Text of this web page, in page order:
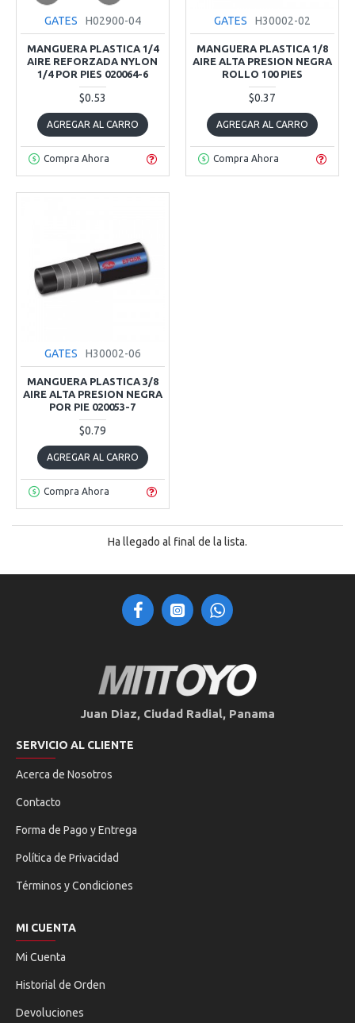
GATES H02900-04
MANGUERA PLASTICA 1/4
AIRE REFORZADA NYLON
1/4 POR PIES 020064-6
$0.53
AGREGAR AL CARRO
Compra Ahora
GATES H30002-02
MANGUERA PLASTICA 1/8
AIRE ALTA PRESION NEGRA
ROLLO 100 PIES
$0.37
AGREGAR AL CARRO
Compra Ahora
GATES H30002-06
MANGUERA PLASTICA 3/8
AIRE ALTA PRESION NEGRA
POR PIE 020053-7
$0.79
AGREGAR AL CARRO
Compra Ahora
Ha llegado al final de la lista.
Juan Diaz, Ciudad Radial, Panama
SERVICIO AL CLIENTE
Acerca de Nosotros
Contacto
Forma de Pago y Entrega
Política de Privacidad
Términos y Condiciones
MI CUENTA
Mi Cuenta
Historial de Orden
Devoluciones